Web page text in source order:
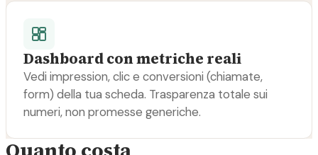
Dashboard con metriche reali
Vedi impression, clic e conversioni (chiamate,
form) della tua scheda. Trasparenza totale sui
numeri, non promesse generiche.